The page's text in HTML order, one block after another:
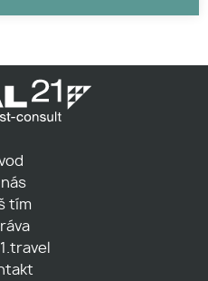
tím